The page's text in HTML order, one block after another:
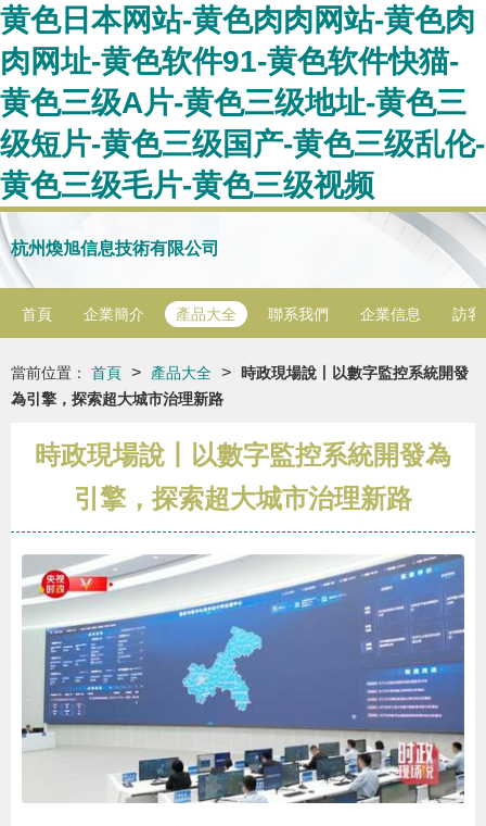
黄色日本网站-黄色肉肉网站-黄色肉
肉网址-黄色软件91-黄色软件快猫-
黄色三级A片-黄色三级地址-黄色三
级短片-黄色三级国产-黄色三级乱伦-
黄色三级毛片-黄色三级视频
杭州煥旭信息技術有限公司
首頁 企業簡介 產品大全 聯系我們 企業信息 訪客
當前位置： 首頁 > 產品大全 >
時政現場說丨以數字監控系統開發
為引擎，探索超大城市治理新路
時政現場說丨以數字監控系統開發為
引擎，探索超大城市治理新路